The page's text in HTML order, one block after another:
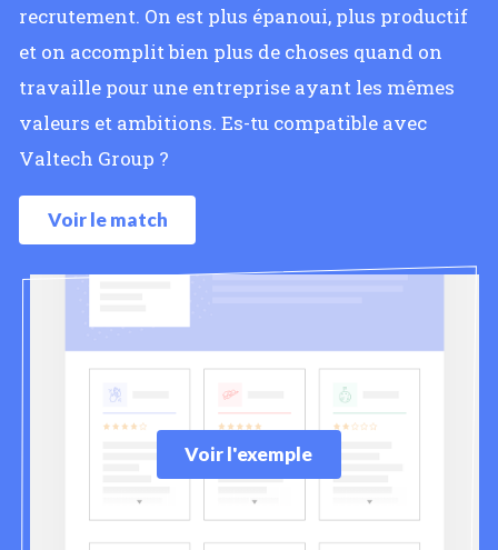
recrutement. On est plus épanoui, plus productif
et on accomplit bien plus de choses quand on
travaille pour une entreprise ayant les mêmes
valeurs et ambitions. Es-tu compatible avec
Valtech Group ?
Voir le match
Voir l'exemple